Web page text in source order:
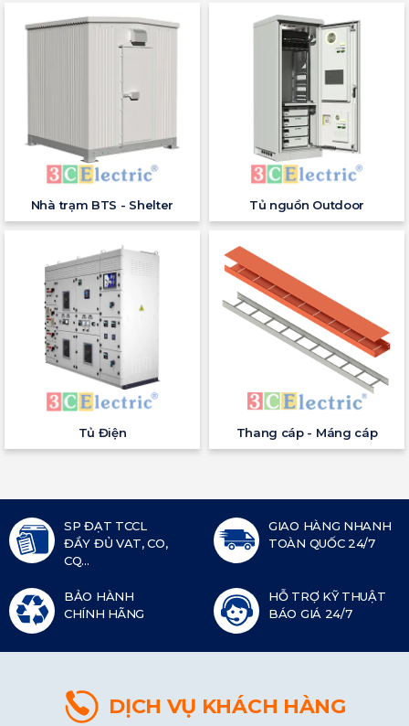
Nhà trạm BTS - Shelter Tủ nguồn Outdoor
Tủ Điện Thang cáp - Máng cáp
SP ĐẠT TCCL
ĐẦY ĐỦ VAT, CO,
CQ...
GIAO HÀNG NHANH
TOÀN QUỐC 24/7
BẢO HÀNH
CHÍNH HÃNG
HỖ TRỢ KỸ THUẬT
BÁO GIÁ 24/7
DỊCH VỤ KHÁCH HÀNG